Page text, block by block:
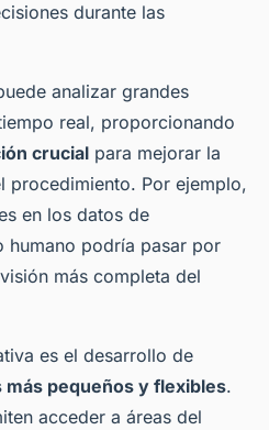
durante las
analizar grandes
real, proporcionando
crucial para mejorar la
procedimiento. Por ejemplo,
en los datos de
humano podría pasar por
más completa del
es el desarrollo de
pequeños y flexibles.
acceder a áreas del